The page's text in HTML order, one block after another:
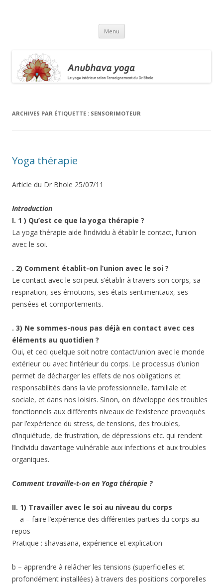
Menu Aller
contenu
ARCHIVES PAR ÉTIQUETTE : SENSORIMOTEUR
Yoga thérapie
Article du Dr Bhole 25/07/11
Introduction
I. 1 ) Qu’est ce que la yoga thérapie ?
La yoga thérapie aide l’individu à établir le contact, l’union
avec le soi.
. 2) Comment établit-on l’union avec le soi ?
Le contact avec le soi peut s’établir à travers son corps, sa
respiration, ses émotions, ses états sentimentaux, ses
pensées et comportements.
. 3) Ne sommes-nous pas déjà en contact avec ces
éléments au quotidien ?
Oui, et ceci quelque soit notre contact/union avec le monde
extérieur ou avec l’intérieur du corps. Le processus d’union
permet de décharger les effets de nos obligations et
responsabilités dans la vie professionnelle, familiale et
sociale, et dans nos loisirs. Sinon, on développe des troubles
fonctionnels aux différents niveaux de l’existence provoqués
par l’expérience du stress, de tensions, des troubles,
d’inquiétude, de frustration, de dépressions etc. qui rendent
l’individu davantage vulnérable aux infections et aux troubles
organiques.
Comment travaille-t-on en Yoga thérapie ?
II. 1) Travailler avec le soi au niveau du corps
a – faire l’expérience des différentes parties du corps au
repos
Pratique : shavasana, expérience et explication
b – apprendre à relâcher les tensions (superficielles et
profondément installées) à travers des positions corporelles